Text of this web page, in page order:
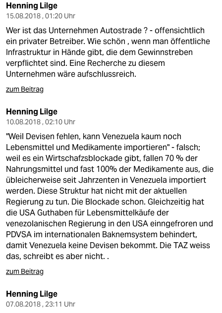
Henning Lilge
15.08.2018 , 01:20 Uhr
Wer ist das Unternehmen Autostrade ? - offensichtlich
ein privater Betreiber. Wie schön , wenn man öffentliche
Infrastruktur in Hände gibt, die dem Gewinnstreben
verpflichtet sind. Eine Recherche zu diesem
Unternehmen wäre aufschlussreich.
zum Beitrag
Henning Lilge
10.08.2018 , 02:10 Uhr
"Weil Devisen fehlen, kann Venezuela kaum noch
Lebensmittel und Medikamente importieren" - falsch;
weil es ein Wirtschafzsblockade gibt, fallen 70 % der
Nahrungsmittel und fast 100% der Medikamente aus, die
übleicherweise seit Jahrzenten in Venezuela importiert
werden. Diese Struktur hat nicht mit der aktuellen
Regierung zu tun. Die Blockade schon. Gleichzeitig hat
die USA Guthaben für Lebensmittelkäufe der
venezolanischen Regierung in den USA einngefroren und
PDVSA im internationalen Baknemsystem behindert,
damit Venezuela keine Devisen bekommt. Die TAZ weiss
das, schreibt es aber nicht. .
zum Beitrag
Henning Lilge
07.08.2018 , 23:11 Uhr